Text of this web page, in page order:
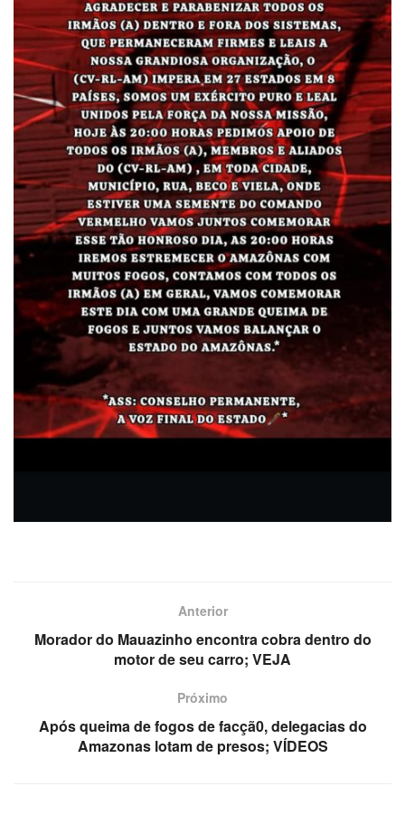
Anterior
Morador do Mauazinho encontra cobra dentro do
motor de seu carro; VEJA
Próximo
Após queima de fogos de facçã0, delegacias do
Amazonas lotam de presos; VÍDEOS